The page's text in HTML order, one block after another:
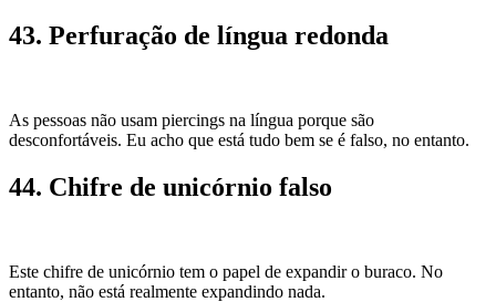
43. Perfuração de língua redonda
As pessoas não usam piercings na língua porque são
desconfortáveis. Eu acho que está tudo bem se é falso, no entanto.
44. Chifre de unicórnio falso
Este chifre de unicórnio tem o papel de expandir o buraco. No
entanto, não está realmente expandindo nada.